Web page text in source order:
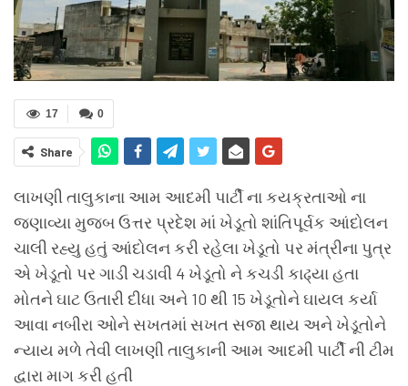
0
17
Share
લાખણી તાલુકાના આમ આદમી પાર્ટી ના કયક્રતાઓ ના
જણાવ્યા મુજબ ઉત્તર પ્રદેશ માં ખેડૂતો શાંતિપૂર્વક આંદોલન
ચાલી રહ્યુ હતું આંદોલન કરી રહેલા ખેડૂતો પર મંત્રીના પુત્ર
એ ખેડૂતો પર ગાડી ચડાવી 4 ખેડૂતો ને કચડી કાઢ્યા હતા
મોતને ઘાટ ઉતારી દીધા અને 10 થી 15 ખેડૂતોને ઘાયલ કર્યા
આવા નબીરા ઓને સખતમાં સખત સજા થાય અને ખેડૂતોને
ન્યાય મળે તેવી લાખણી તાલુકાની આમ આદમી પાર્ટી ની ટીમ
દ્વારા માગ કરી હતી